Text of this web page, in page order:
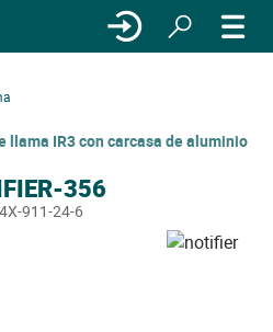
llama IR3 con carcasa de aluminio
356
911-24-6